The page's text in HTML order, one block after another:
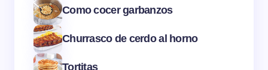
Como cocer garbanzos
Churrasco de cerdo al horno
Tortitas